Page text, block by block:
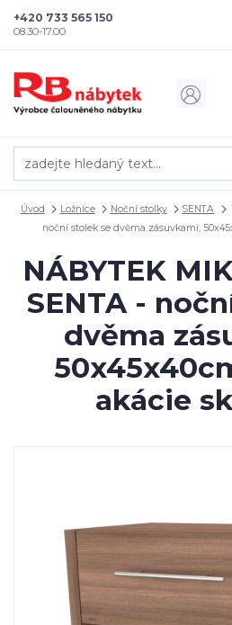
+420 733 565 150
08.30-17.00
Úvod Ložnice Noční stolky SENTA
noční stolek se dvěma zásuvkami,
NÁBYTEK
SENTA -
dvěma
akácie